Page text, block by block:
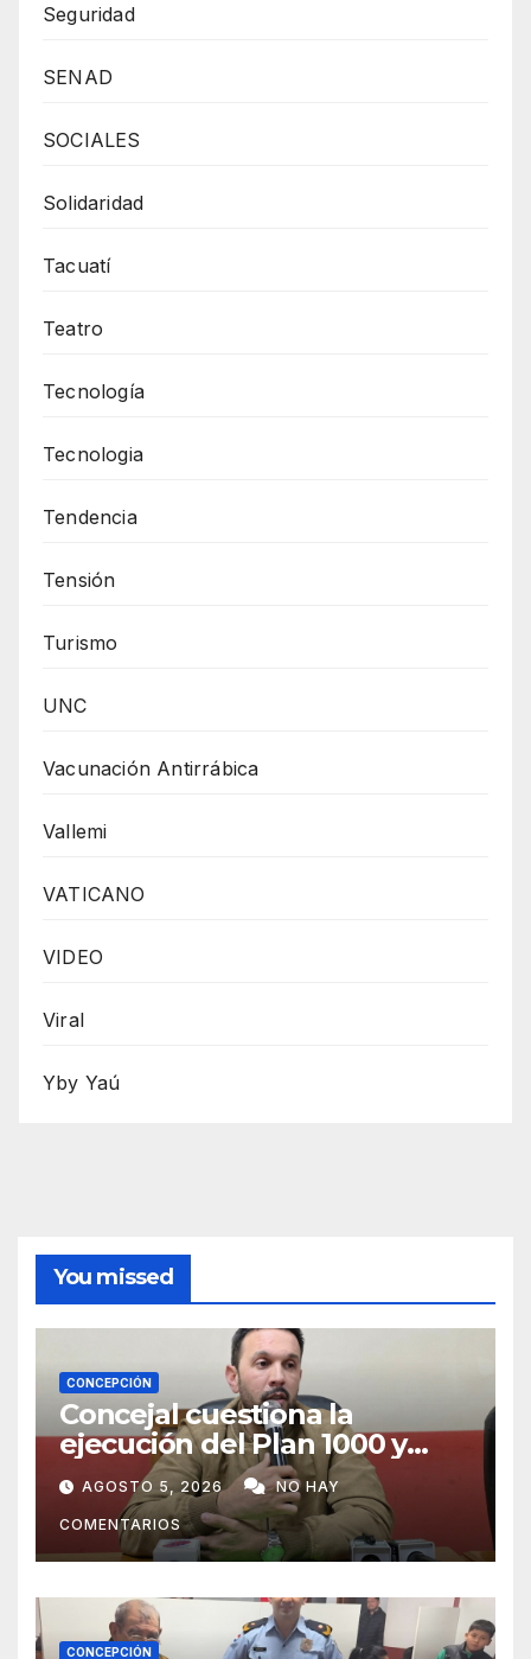
Seguridad
SENAD
SOCIALES
Solidaridad
Tacuatí
Teatro
Tecnología
Tecnologia
Tendencia
Tensión
Turismo
UNC
Vacunación Antirrábica
Vallemi
VATICANO
VIDEO
Viral
Yby Yaú
You missed
CONCEPCIÓN
Concejal cuestiona la
ejecución del Plan 1000 y
pide mayor participación del
municipio
AGOSTO 5, 2026 NO HAY
COMENTARIOS
CONCEPCIÓN